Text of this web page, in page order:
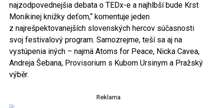
najzodpovednejšia debata o TEDx-e a najhlbší bude Krst
Monikinej knižky deťom,“ komentuje jeden
z najrešpektovanejších slovenských hercov súčasnosti
svoj festivalový program. Samozrejme, teší sa aj na
vystúpenia iných – najmä Atoms for Peace, Nicka Cavea,
Andreja Šebana, Provisorium s Kubom Ursinym a Pražský
výběr.
Reklama